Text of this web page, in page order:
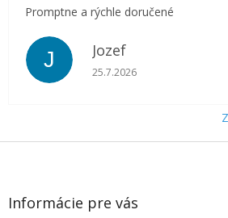
Promptne a rýchle doručené
J Jozef
Hodnotenie obchodu je 5
25.7.2026
Z
Informácie pre vás